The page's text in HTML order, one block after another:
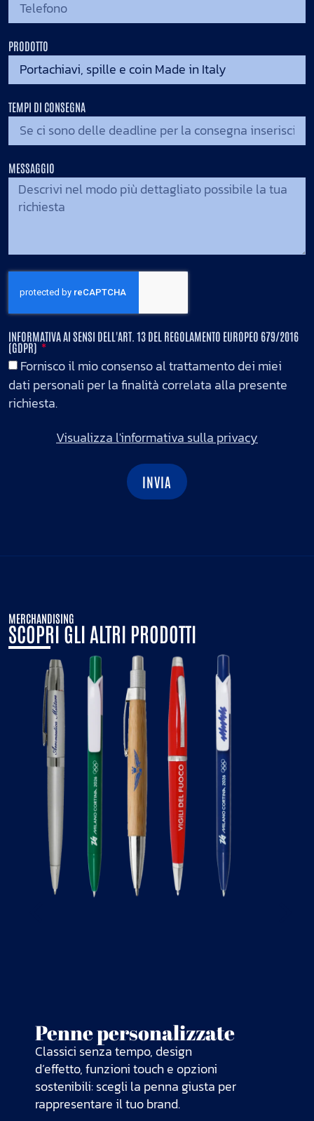
PRODOTTO
TEMPI DI CONSEGNA
MESSAGGIO
INFORMATIVA AI SENSI DELL'ART. 13 DEL REGOLAMENTO EUROPEO 679/2016
(GDPR)
Fornisco il mio consenso al trattamento dei miei
dati personali per la finalità correlata alla presente
richiesta.
Visualizza l'informativa sulla privacy
INVIA
MERCHANDISING
SCOPRI GLI ALTRI PRODOTTI
Penne personalizzate
Classici senza tempo, design
d’effetto, funzioni touch e opzioni
sostenibili: scegli la penna giusta per
rappresentare il tuo brand.